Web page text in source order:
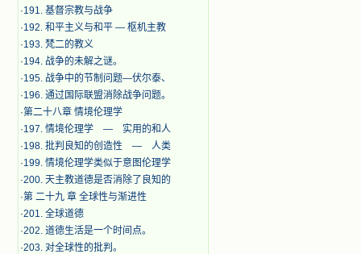
·191. 基督宗教与战争
·192. 和平主义与和平 — 枢机主教
·193. 梵二的教义
·194. 战争的未解之谜。
·195. 战争中的节制问题—伏尔泰、
·196. 通过国际联盟消除战争问题。
·第二十八章 情境伦理学
·197. 情境伦理学 — 实用的和人
·198. 批判良知的创造性 — 人类
·199. 情境伦理学类似于意图伦理学
·200. 天主教道德是否消除了良知的
·第 二十九 章 全球性与渐进性
·201. 全球道德
·202. 道德生活是一个时间点。
·203. 对全球性的批判。